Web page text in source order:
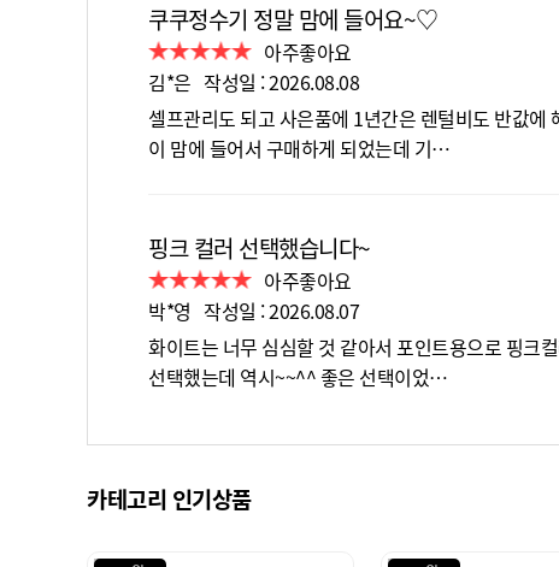
쿠쿠정수기 정말 맘에 들어요~♡
아주좋아요
김*은 작성일 : 2026.08.08
셀프관리도 되고 사은품에 1년간은 렌털비도 반값에
이 맘에 들어서 구매하게 되었는데 기…
핑크 컬러 선택했습니다~
아주좋아요
박*영 작성일 : 2026.08.07
화이트는 너무 심심할 것 같아서 포인트용으로 핑크
선택했는데 역시~~^^ 좋은 선택이었…
카테고리 인기상품